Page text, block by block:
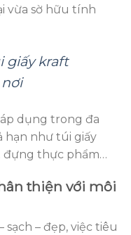
vừa sờ hữu tính
giấy kraft
dụng trong đa
hạn như túi giấy
đựng thực phẩm…
thiện với môi
– đẹp, việc tiêu